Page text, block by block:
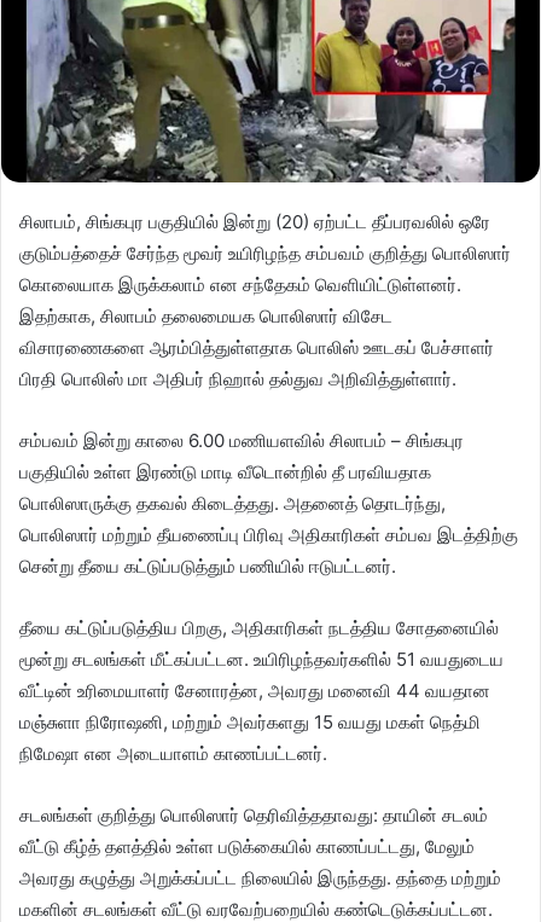
சிலாபம், சிங்கபுர பகுதியில் இன்று (20) ஏற்பட்ட தீப்பரவலில் ஒரே
குடும்பத்தைச் சேர்ந்த மூவர் உயிரிழந்த சம்பவம் குறித்து பொலிஸார்
கொலையாக இருக்கலாம் என சந்தேகம் வெளியிட்டுள்ளனர்.
இதற்காக, சிலாபம் தலைமையக பொலிஸார் விசேட
விசாரணைகளை ஆரம்பித்துள்ளதாக பொலிஸ் ஊடகப் பேச்சாளர்
பிரதி பொலிஸ் மா அதிபர் நிஹால் தல்துவ அறிவித்துள்ளார்.
சம்பவம் இன்று காலை 6.00 மணியளவில் சிலாபம் – சிங்கபுர
பகுதியில் உள்ள இரண்டு மாடி வீடொன்றில் தீ பரவியதாக
பொலிஸாருக்கு தகவல் கிடைத்தது. அதனைத் தொடர்ந்து,
பொலிஸார் மற்றும் தீயணைப்பு பிரிவு அதிகாரிகள் சம்பவ இடத்திற்கு
சென்று தீயை கட்டுப்படுத்தும் பணியில் ஈடுபட்டனர்.
தீயை கட்டுப்படுத்திய பிறகு, அதிகாரிகள் நடத்திய சோதனையில்
மூன்று சடலங்கள் மீட்கப்பட்டன. உயிரிழந்தவர்களில் 51 வயதுடைய
வீட்டின் உரிமையாளர் சேனாரத்ன, அவரது மனைவி 44 வயதான
மஞ்சுளா நிரோஷனி, மற்றும் அவர்களது 15 வயது மகள் நெத்மி
நிமேஷா என அடையாளம் காணப்பட்டனர்.
சடலங்கள் குறித்து பொலிஸார் தெரிவித்ததாவது: தாயின் சடலம்
வீட்டு கீழ்த் தளத்தில் உள்ள படுக்கையில் காணப்பட்டது, மேலும்
அவரது கழுத்து அறுக்கப்பட்ட நிலையில் இருந்தது. தந்தை மற்றும்
மகளின் சடலங்கள் வீட்டு வரவேற்பறையில் கண்டெடுக்கப்பட்டன.